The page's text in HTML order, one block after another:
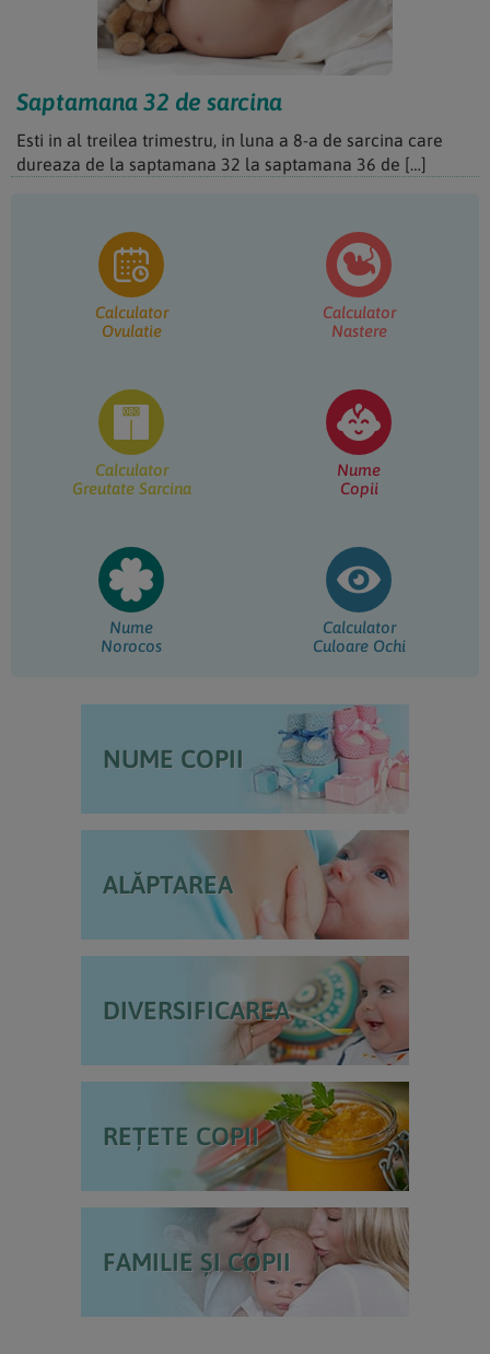
Saptamana 32 de sarcina
Esti in al treilea trimestru, in luna a 8-a de sarcina care
dureaza de la saptamana 32 la saptamana 36 de […]
principală
Calculator
Ovulatie
Calculator
Nastere
Calculator
Greutate Sarcina
Nume
Copii
Nume
Norocos
Calculator
Culoare Ochi
NUME COPII
ALĂPTAREA
DIVERSIFICAREA
REȚETE COPII
FAMILIE ȘI COPII